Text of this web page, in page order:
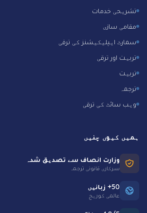
تشریحی خدمات
مقامی سازی
سمارٹ ایپلیکیشنز کی ترقی
تربیت اور ترقی
تربیت
ترجمہ
ویب سائٹ کی ترقی
ہمیں کیوں چنیں
وزارت انصاف سے تصدیق شدہ
سرکاری قانونی ترجمہ
50+ زبانیں
عالمی کوریج